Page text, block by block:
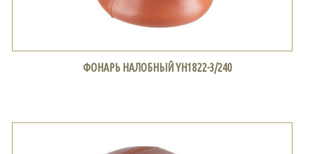
ФОНАРЬ НАЛОБНЫЙ YH1822-3/240